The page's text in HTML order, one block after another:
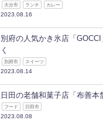
大分市 ランチ カレー
2023.08.16
別府の人気かき氷店「
く
別府市 スイーツ
2023.08.14
日田の老舗和菓子店「布善本
フード 日田市
2023.08.08